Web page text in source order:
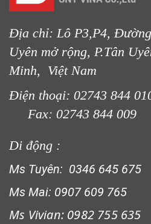
Địa chỉ: Lô P3,P4,
Uyên mở rộng, P.Tân
Minh, Việt Nam
Điện thoại: 02743 844
Fax: 02743 844 009
Di động :
Ms Tuyên: 0346 645 675
Ms Mai: 0907 609 765
Ms Vivian: 0982 755 635